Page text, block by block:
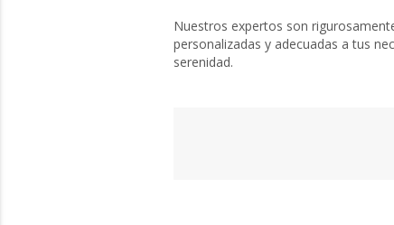
Nuestros expertos son
personalizadas y adecuadas a tus
serenidad.